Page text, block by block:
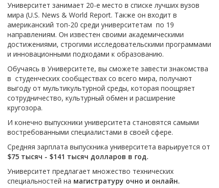
Университет занимает 20-е место в списке лучших вузов
мира (U.S. News & World Report. Также он входит в
американский топ-20 среди университетам по 19
направлениям. Он известен своими академическими
достижениями, строгими исследовательскими программами
и инновационными подходами к образованию.
Обучаясь в Университете, вы сможете завести знакомства
в студенческих сообществах со всего мира, получают
выгоду от мультикультурной среды, которая поощряет
сотрудничество, культурный обмен и расширение
кругозора.
И конечно выпускники университета становятся самыми
востребованными специалистами в своей сфере.
Средняя зарплата выпускника университета варьируется от
$75 тысяч - $141 тысяч долларов в год.
Университет предлагает множество технических
специальностей на магистратуру очно и онлайн.